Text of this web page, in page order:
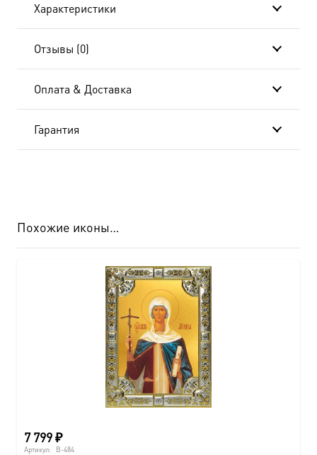
киоте
484
Характеристики
Отзывы (0)
Оплата & Доставка
Гарантия
Похожие иконы…
7 799₽
Артикул: B-484